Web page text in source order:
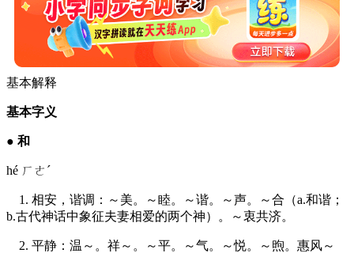
基本解释
基本字义
● 和
hé ㄏㄜˊ
1. 相安，谐调：～美。～睦。～谐。～声。～合（a.和谐；
b.古代神话中象征夫妻相爱的两个神）。～衷共济。
2. 平静：温～。祥～。～平。～气。～悦。～煦。惠风～